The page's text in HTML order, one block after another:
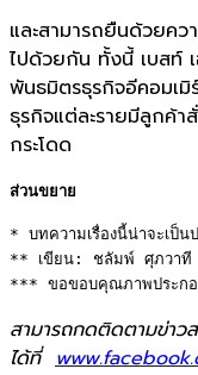
และสามารถยืนด้วยคว
ไปด้วยกัน ทั้งนี้ เบสท์
พันธมิตรธุรกิจอีคอมเมิ
ธุรกิจแต่ละรายมีลูกค้
กระโดด
ส่วนขยาย
* บทความเรื่องนี้น่าจะเป็น
** เขียน: ชลัมพ์ ศุภวาที
*** ขอขอบคุณภาพประกอ
สามารถกดติดตามข่าวส
ได้ที่